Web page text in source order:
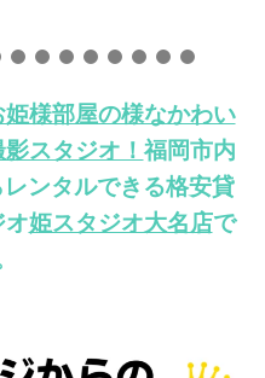
様部屋の様なかわい
スタジオ！ 福岡市内
ンタルできる格安貸
オ姫スタジオ大名店で